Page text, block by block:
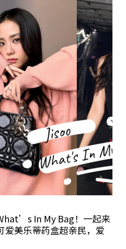
In My Bag！一起来
爱美乐蒂药盒超亲民，爱